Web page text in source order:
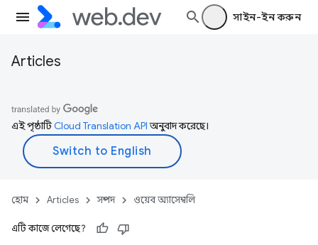
সাইন-ইন করুন
Articles
এই পৃষ্ঠাটিCloud Translation APIঅনুবাদ করেছে।
হোম Articles সম্পদ ওয়েব অ্যাসেম্বলি
এটি কাজে লেগেছে?